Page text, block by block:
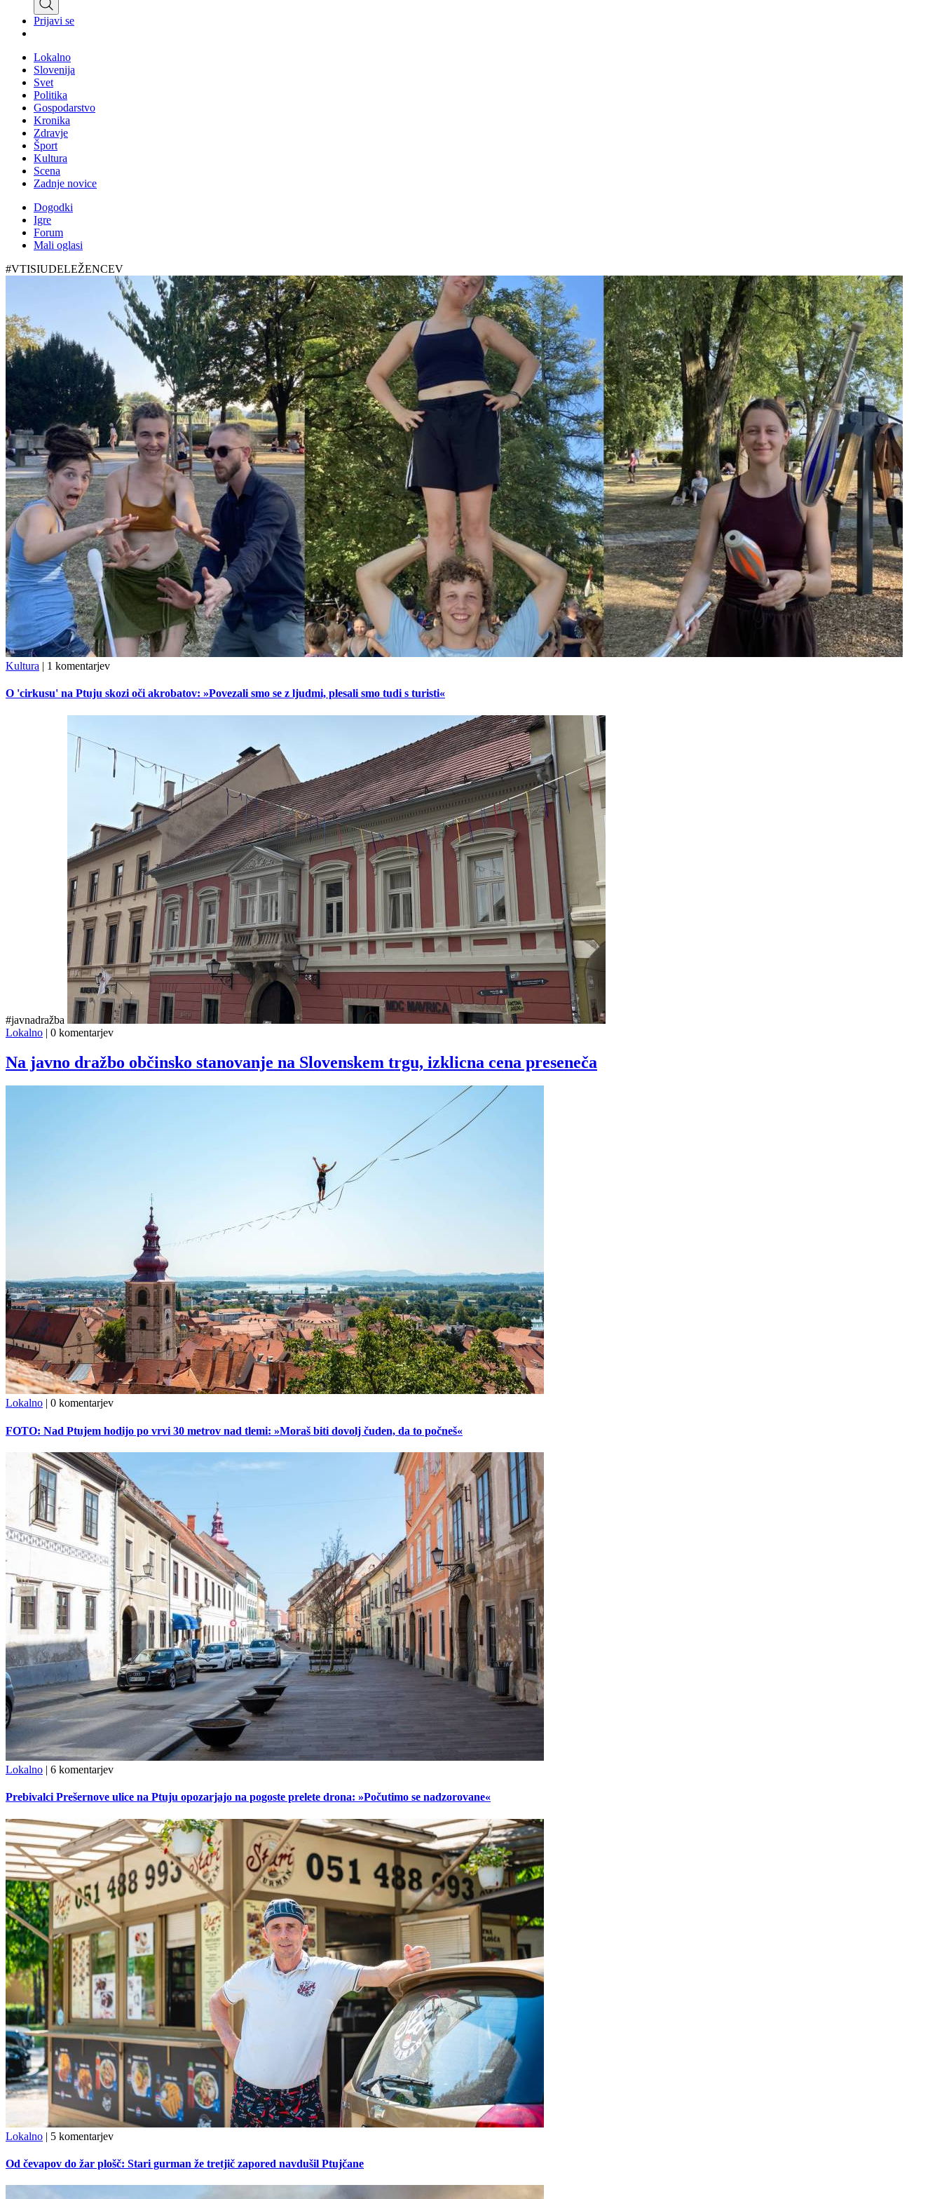
Prijavi se
Lokalno
Slovenija
Svet
Politika
Gospodarstvo
Kronika
Zdravje
Šport
Kultura
Scena
Zadnje novice
Dogodki
Igre
Forum
Mali oglasi
#VTISIUDELEŽENCEV
Kultura | 1 komentarjev
O 'cirkusu' na Ptuju skozi oči akrobatov: »Povezali smo se z ljudmi, plesali smo tudi s turisti«
#javnadražba
Lokalno | 0 komentarjev
Na javno dražbo občinsko stanovanje na Slovenskem trgu, izklicna cena preseneča
Lokalno 0 komentarjev
FOTO: Nad Ptujem hodijo po vrvi 30 metrov nad tlemi: »Moraš biti dovolj čuden, da to počneš«
Lokalno | 6 komentarjev
Prebivalci Prešernove ulice na Ptuju opozarjajo na pogoste prelete drona: »Počutimo se nadzorovane«
Lokalno | 5 komentarjev
Od čevapov do žar plošč: Stari gurman že tretjič zapored navdušil Ptujčane
Prijavi se na cajtng